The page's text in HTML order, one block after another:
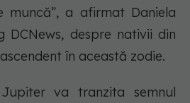
muncă”, a afirmat Daniela
DCNews, despre nativii din
în această zodie.
va tranzita semnul